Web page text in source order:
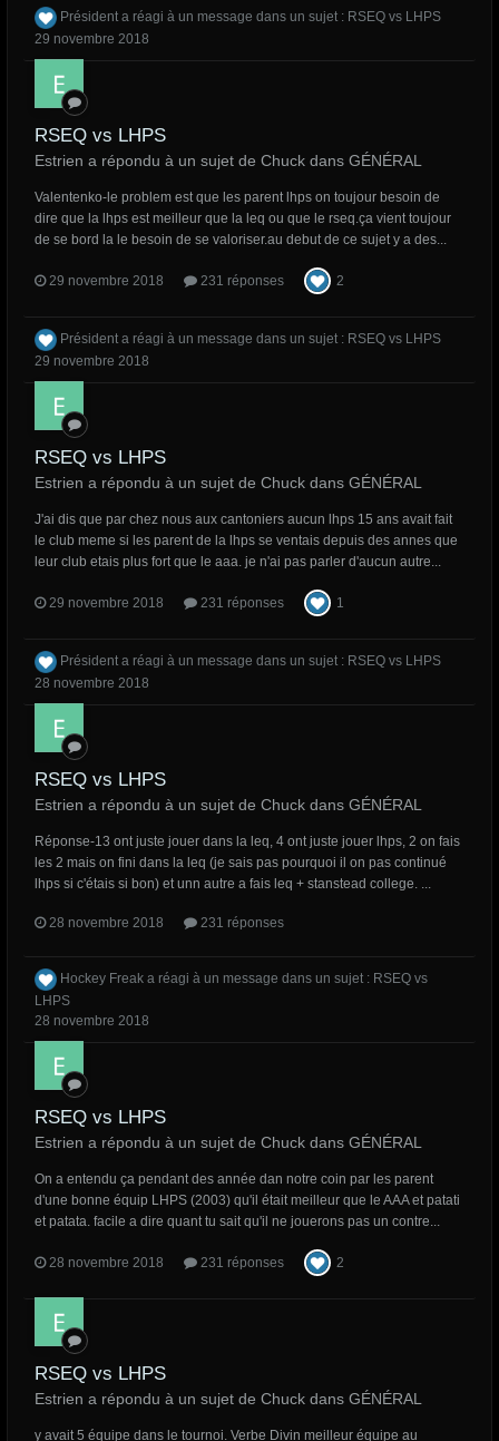
Président a réagi à un message dans un sujet : RSEQ vs LHPS
29 novembre 2018
RSEQ vs LHPS
Estrien a répondu à un sujet de Chuck dans GÉNÉRAL
Valentenko-le problem est que les parent lhps on toujour besoin de
dire que la lhps est meilleur que la leq ou que le rseq.ça vient toujour
de se bord la le besoin de se valoriser.au debut de ce sujet y a des...
29 novembre 2018 231 réponses 2
Président a réagi à un message dans un sujet : RSEQ vs LHPS
29 novembre 2018
RSEQ vs LHPS
Estrien a répondu à un sujet de Chuck dans GÉNÉRAL
J'ai dis que par chez nous aux cantoniers aucun lhps 15 ans avait fait
le club meme si les parent de la lhps se ventais depuis des annes que
leur club etais plus fort que le aaa. je n'ai pas parler d'aucun autre...
29 novembre 2018 231 réponses 1
Président a réagi à un message dans un sujet : RSEQ vs LHPS
28 novembre 2018
RSEQ vs LHPS
Estrien a répondu à un sujet de Chuck dans GÉNÉRAL
Réponse-13 ont juste jouer dans la leq, 4 ont juste jouer lhps, 2 on fais
les 2 mais on fini dans la leq (je sais pas pourquoi il on pas continué
lhps si c'étais si bon) et unn autre a fais leq + stanstead college. ...
28 novembre 2018 231 réponses
Hockey Freak a réagi à un message dans un sujet : RSEQ vs
LHPS
28 novembre 2018
RSEQ vs LHPS
Estrien a répondu à un sujet de Chuck dans GÉNÉRAL
On a entendu ça pendant des année dan notre coin par les parent
d'une bonne équip LHPS (2003) qu'il était meilleur que le AAA et patati
et patata. facile a dire quant tu sait qu'il ne jouerons pas un contre...
28 novembre 2018 231 réponses 2
RSEQ vs LHPS
Estrien a répondu à un sujet de Chuck dans GÉNÉRAL
y avait 5 équipe dans le tournoi. Verbe Divin meilleur équipe au